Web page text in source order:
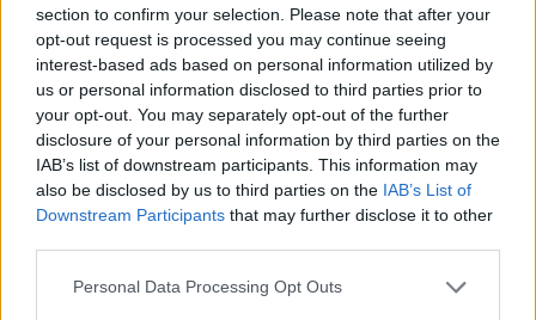
section to confirm your selection. Please note that after your
opt-out request is processed you may continue seeing
interest-based ads based on personal information utilized by
us or personal information disclosed to third parties prior to
your opt-out. You may separately opt-out of the further
disclosure of your personal information by third parties on the
IAB’s list of downstream participants. This information may
also be disclosed by us to third parties on the IAB’s List of
Downstream Participants that may further disclose it to other
Please note that this website/app uses one or more Google
Personal Data Processing Opt Outs
Pestality Máté
- Advertisment -